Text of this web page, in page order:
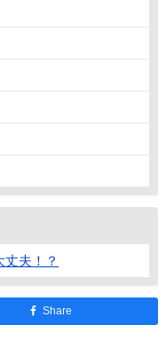
夫！？
Share